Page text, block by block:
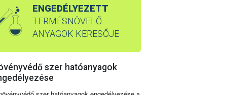
ENGEDÉLYEZETT
TERMÉSNÖVELŐ
ANYAGOK KERESŐJE
szer hatóanyagok